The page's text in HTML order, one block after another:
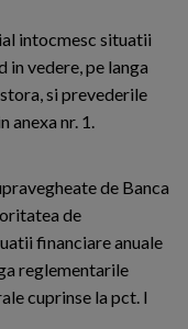
intocmesc situatii
in vedere, pe langa
si prevederile
anexa nr. 1.
de Banca
de
financiare anuale
reglementarile
cuprinse la pct. I